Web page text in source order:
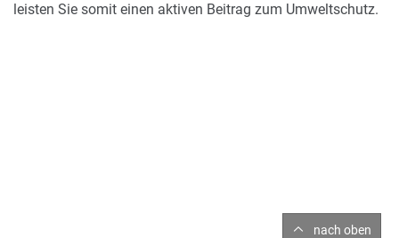
leisten Sie somit einen aktiven Beitrag zum Umweltschutz.
nach oben